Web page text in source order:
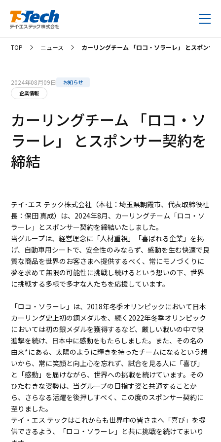
TOP ニュース カーリングチーム 「ロコ・ソラーレ」 とスポンサ
2024年08月09日
お知らせ
企業情報
カーリングチーム 「ロコ・ソ
ラーレ」 とスポンサー契約を
締結
テイ･エス テック株式会社（本社：埼玉県朝霞市、代表取締役社
長：保田 真成）は、2024年8月、カーリングチーム「ロコ・ソ
ラーレ」とスポンサー契約を締結いたしました。
当グループは、経営理念に「人材重視」「喜ばれる企業」を掲
げ、自動車用シートで、安全性のみならず、感動を生む快適で良
質な商品を世界のお客さまへ提供するべく、常にモノづくりに
夢を求めて無限の可能性に挑戦し続けるという想いの下、世界
に挑戦する多様で多才な人たちを応援しています。
「ロコ・ソラーレ」は、2018年冬季オリンピックにおいて日本
カーリング史上初の銅メダルを、続く2022年冬季オリンピック
においては初の銀メダルを獲得するなど、厳しい戦いの中で快
進撃を続け、日本中に感動をもたらしました。また、その名の
由来*にある、太陽のように輝きを持ったチームになるという想
いから、常に笑顔と向上心を忘れず、試合を見る人に「喜び」
と「感動」を届けながら、世界への挑戦を続けています。その
ひたむきな姿勢は、当グループの目指す姿と共通することか
ら、さらなる活躍を後押しすべく、この度のスポンサー契約に
至りました。
テイ・エス テックはこれからも世界中の皆さまへ「喜び」を提
供できるよう、「ロコ・ソラーレ」と共に挑戦を続けてまいり